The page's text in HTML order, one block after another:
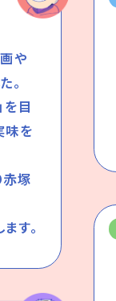
や
。
目
味を
赤塚
す。